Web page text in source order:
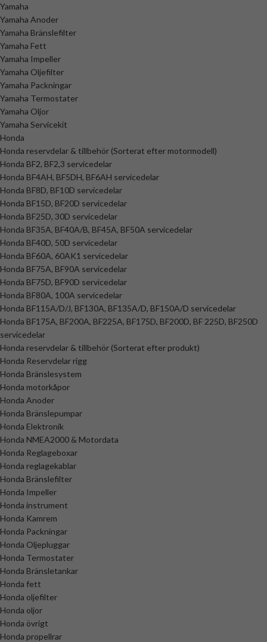
Yamaha
Yamaha Anoder
Yamaha Bränslefilter
Yamaha Fett
Yamaha Impeller
Yamaha Oljefilter
Yamaha Packningar
Yamaha Termostater
Yamaha Oljor
Yamaha Servicekit
Honda
Honda reservdelar & tillbehör (Sorterat efter motormodell)
Honda BF2, BF2,3 servicedelar
Honda BF4AH, BF5DH, BF6AH servicedelar
Honda BF8D, BF10D servicedelar
Honda BF15D, BF20D servicedelar
Honda BF25D, 30D servicedelar
Honda BF35A, BF40A/B, BF45A, BF50A servicedelar
Honda BF40D, 50D servicedelar
Honda BF60A, 60AK1 servicedelar
Honda BF75A, BF90A servicedelar
Honda BF75D, BF90D servicedelar
Honda BF80A, 100A servicedelar
Honda BF115A/D/J, BF130A, BF135A/D, BF150A/D servicedelar
Honda BF175A, BF200A, BF225A, BF175D, BF200D, BF 225D, BF250D
servicedelar
Honda reservdelar & tillbehör (Sorterat efter produkt)
Honda Reservdelar rigg
Honda Bränslesystem
Honda motorkåpor
Honda Anoder
Honda Bränslepumpar
Honda Elektronik
Honda NMEA2000 & Motordata
Honda Reglageboxar
Honda reglagekablar
Honda Bränslefilter
Honda Impeller
Honda instrument
Honda Kamrem
Honda Packningar
Honda Oljepluggar
Honda Termostater
Honda Bränsletankar
Honda fett
Honda oljefilter
Honda oljor
Honda övrigt
Honda propellrar